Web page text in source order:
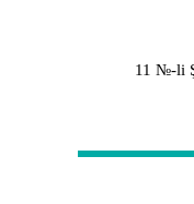
11 №-li